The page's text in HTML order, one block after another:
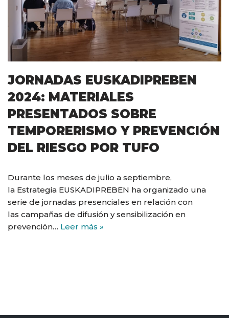
JORNADAS EUSKADIPREBEN
2024: MATERIALES
PRESENTADOS SOBRE
TEMPORERISMO Y PREVENCIÓN
DEL RIESGO POR TUFO
Durante los meses de julio a septiembre,
la Estrategia EUSKADIPREBEN ha organizado una
serie de jornadas presenciales en relación con
las campañas de difusión y sensibilización en
prevención… Leer más »